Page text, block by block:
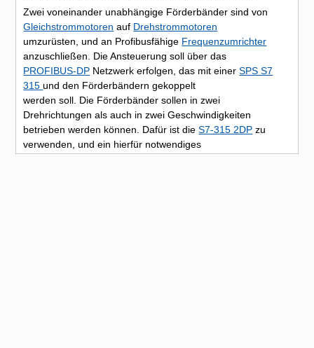
Zwei voneinander unabhängige Förderbänder sind von
Gleichstrommotoren auf Drehstrommotoren
umzurüsten, und an Profibusfähige Frequenzumrichter
anzuschließen. Die Ansteuerung soll über das
PROFIBUS-DP Netzwerk erfolgen, das mit einerSPS S7
315und den Förderbändern gekoppelt
werden soll. Die Förderbänder sollen in zwei
Drehrichtungen als auch in zwei Geschwindigkeiten
betrieben werden können. Dafür ist dieS7-315 2DP zu
verwenden, und ein hierfür notwendiges